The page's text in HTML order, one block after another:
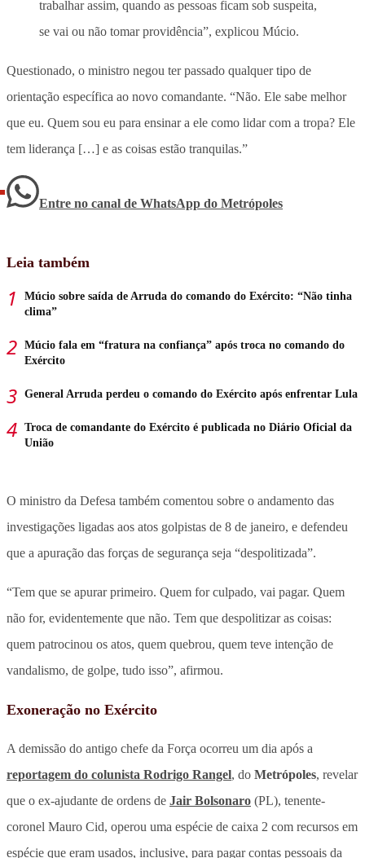
trabalhar assim, quando as pessoas ficam sob suspeita,
se vai ou não tomar providência”, explicou Múcio.
Questionado, o ministro negou ter passado qualquer tipo de
orientação específica ao novo comandante. “Não. Ele sabe melhor
que eu. Quem sou eu para ensinar a ele como lidar com a tropa? Ele
tem liderança […] e as coisas estão tranquilas.”
Entre no canal de WhatsApp do Metrópoles
Leia também
Múcio sobre saída de Arruda do comando do Exército: “Não tinha
clima”
Múcio fala em “fratura na confiança” após troca no comando do
Exército
General Arruda perdeu o comando do Exército após enfrentar Lula
Troca de comandante do Exército é publicada no Diário Oficial da
União
O ministro da Defesa também comentou sobre o andamento das
investigações ligadas aos atos golpistas de 8 de janeiro, e defendeu
que a apuração das forças de segurança seja “despolitizada”.
“Tem que se apurar primeiro. Quem for culpado, vai pagar. Quem
não for, evidentemente que não. Tem que despolitizar as coisas:
quem patrocinou os atos, quem quebrou, quem teve intenção de
vandalismo, de golpe, tudo isso”, afirmou.
Exoneração no Exército
A demissão do antigo chefe da Força ocorreu um dia após a
reportagem do colunista Rodrigo Rangel, do Metrópoles, revelar
que o ex-ajudante de ordens de Jair Bolsonaro (PL), tenente-
coronel Mauro Cid, operou uma espécie de caixa 2 com recursos em
espécie que eram usados, inclusive, para pagar contas pessoais da